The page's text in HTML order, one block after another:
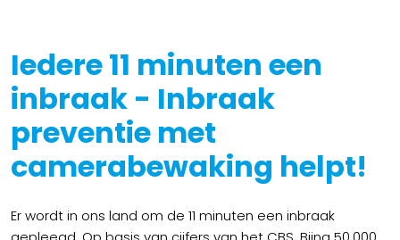
Iedere 11 minuten een
inbraak - Inbraak
preventie met
camerabewaking helpt!
Er wordt in ons land om de 11 minuten een inbraak